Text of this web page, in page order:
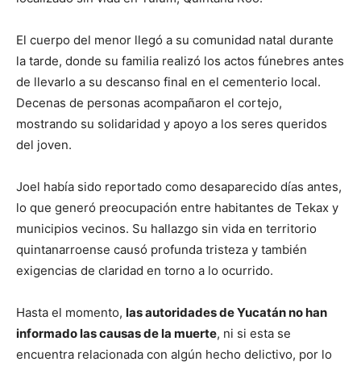
El cuerpo del menor llegó a su comunidad natal durante
la tarde, donde su familia realizó los actos fúnebres antes
de llevarlo a su descanso final en el cementerio local.
Decenas de personas acompañaron el cortejo,
mostrando su solidaridad y apoyo a los seres queridos
del joven.
Joel había sido reportado como desaparecido días antes,
lo que generó preocupación entre habitantes de Tekax y
municipios vecinos. Su hallazgo sin vida en territorio
quintanarroense causó profunda tristeza y también
exigencias de claridad en torno a lo ocurrido.
Hasta el momento, las autoridades de Yucatán no han
informado las causas de la muerte, ni si esta se
encuentra relacionada con algún hecho delictivo, por lo